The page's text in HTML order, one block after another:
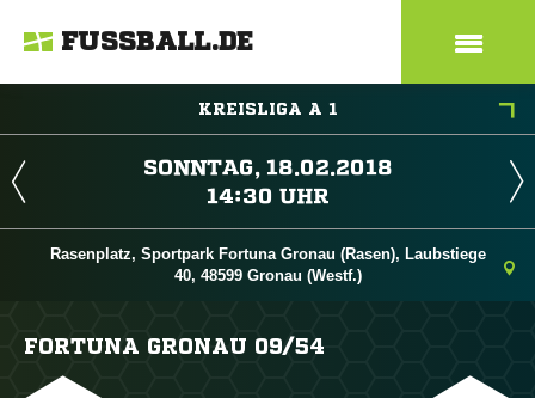
FUSSBALL.DE
KREISLIGA A 1
 
 
Rasenplatz, Sportpark Fortuna Gronau (Rasen), Laubstiege
40, 48599 Gronau (Westf.)
FORTUNA GRONAU 09/​54